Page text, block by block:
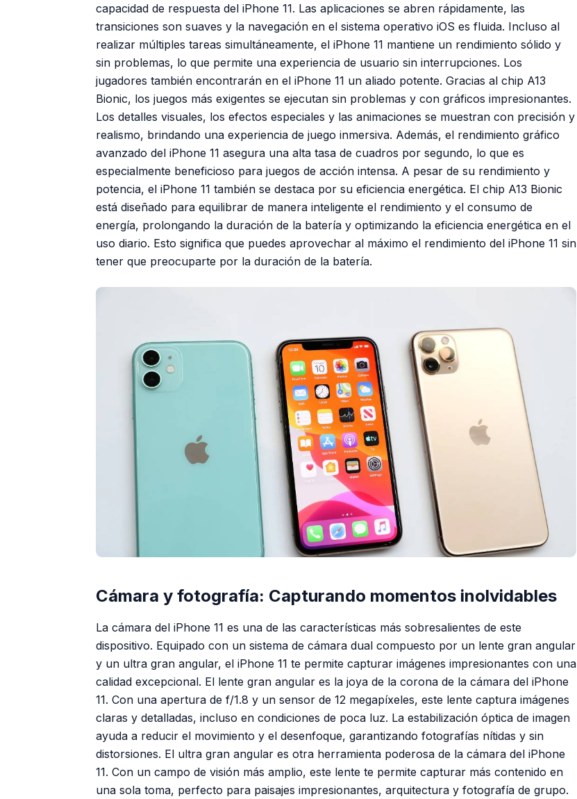
capacidad de respuesta del iPhone 11. Las aplicaciones se abren rápidamente, las
transiciones son suaves y la navegación en el sistema operativo iOS es fluida. Incluso al
realizar múltiples tareas simultáneamente, el iPhone 11 mantiene un rendimiento sólido y
sin problemas, lo que permite una experiencia de usuario sin interrupciones. Los
jugadores también encontrarán en el iPhone 11 un aliado potente. Gracias al chip A13
Bionic, los juegos más exigentes se ejecutan sin problemas y con gráficos impresionantes.
Los detalles visuales, los efectos especiales y las animaciones se muestran con precisión y
realismo, brindando una experiencia de juego inmersiva. Además, el rendimiento gráfico
avanzado del iPhone 11 asegura una alta tasa de cuadros por segundo, lo que es
especialmente beneficioso para juegos de acción intensa. A pesar de su rendimiento y
potencia, el iPhone 11 también se destaca por su eficiencia energética. El chip A13 Bionic
está diseñado para equilibrar de manera inteligente el rendimiento y el consumo de
energía, prolongando la duración de la batería y optimizando la eficiencia energética en el
uso diario. Esto significa que puedes aprovechar al máximo el rendimiento del iPhone 11 sin
tener que preocuparte por la duración de la batería.
Cámara y fotografía: Capturando momentos inolvidables
La cámara del iPhone 11 es una de las características más sobresalientes de este
dispositivo. Equipado con un sistema de cámara dual compuesto por un lente gran angular
y un ultra gran angular, el iPhone 11 te permite capturar imágenes impresionantes con una
calidad excepcional. El lente gran angular es la joya de la corona de la cámara del iPhone
11. Con una apertura de f/1.8 y un sensor de 12 megapíxeles, este lente captura imágenes
claras y detalladas, incluso en condiciones de poca luz. La estabilización óptica de imagen
ayuda a reducir el movimiento y el desenfoque, garantizando fotografías nítidas y sin
distorsiones. El ultra gran angular es otra herramienta poderosa de la cámara del iPhone
11. Con un campo de visión más amplio, este lente te permite capturar más contenido en
una sola toma, perfecto para paisajes impresionantes, arquitectura y fotografía de grupo.